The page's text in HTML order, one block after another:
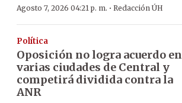
Agosto 7, 2026 04:21 p. m. · Redacción ÚH
Política
Oposición no logra acuerdo en
varias ciudades de Central y
competirá dividida contra la
ANR